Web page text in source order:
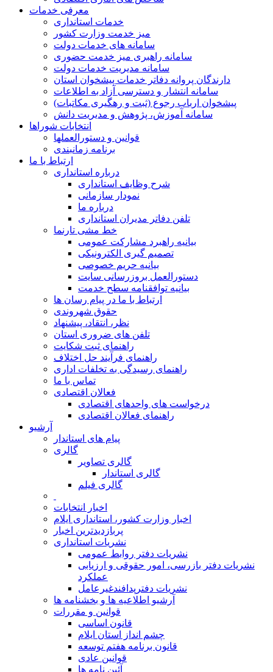
معرفی خدمات
خدمات استانداری
میز خدمت وزارت کشور
سامانه های خدمات دولت
سامانه راهبری میز خدمت حضوری
سامانه مدیریت خدمات دولت
دارندگان پروانه دفاتر خدمات پیشخوان استان
سامانه انتشار و دسترسی آزاد به اطلاعات
پیشخوان ارباب رجوع (ثبت و رهگیری مکاتبات)
سامانه آموزش، پژوهش و مدیریت دانش
انتخابات شوراها
قوانین و دستورالعملها
برنامه زمانبندی
ارتباط با ما
درباره استانداری
شرح وظایف استانداری
نمودار سازمانی
درباره ما
تلفن دفاتر مدیران استانداری
خط مشی تارنما
بیانیه راهبرد مشارکت عمومی
تصمیم گیری الکترونیکی
بیانیه حریم خصوصی
دستورالعمل بروزرسانی سایت
بیانیه توافقنامه سطح خدمت
ارتباط با ما در پیام رسان ها
حقوق شهروندی
نظر، انتقاد، پیشنهاد
تلفن های ضروری استان
راهنمای ثبت شکایت
راهنمای فرآیند حل اختلاف
راهنمای رسیدگی به تخلفات اداری
تماس با ما
فعالان اقتصادی
درخواست های واحدهای اقتصادی
راهنمای فعالان اقتصادی
آرشیو
پیام های استاندار
گالری
گالری تصاویر
گالری استاندار
گالری فیلم
اخبار انتخابات
اخبار وزارت کشور، استانداری ایلام
پربازدیدترین اخبار
نشریات استانداری
نشریات دفتر روابط عمومی
نشريات دفتر بازرسی، امور حقوقی و ارزيابی
عملکرد
نشريات دفترپدافندغيرعامل
آرشیو اطلاعیه ها و بخشنامه ها
قوانین و مقررات
قانون اساسی
چشم انداز استان ایلام
قانون برنامه هفتم توسعه
قوانین عادی
آئین نامه ها